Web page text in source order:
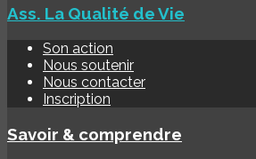
Ass. La Qualité de Vie
Son action
Nous soutenir
Nous contacter
Inscription
Savoir & comprendre